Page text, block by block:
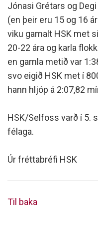
Jónasi Grétars og
(en þeir eru 15 og 16
viku gamalt HSK met
20-22 ára og karla
en gamla metið var
svo eigið HSK met í
hann hljóp á 2:07,82
HSK/Selfoss varð í 5.
félaga.
Úr fréttabréfi HSK
Til baka